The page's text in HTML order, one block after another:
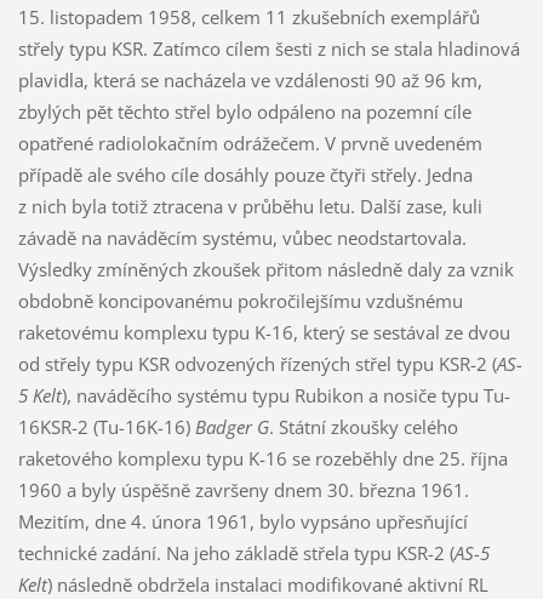
15. listopadem 1958, celkem 11 zkušebních exemplářů
střely typu KSR. Zatímco cílem šesti z nich se stala hladinová
plavidla, která se nacházela ve vzdálenosti 90 až 96 km,
zbylých pět těchto střel bylo odpáleno na pozemní cíle
opatřené radiolokačním odrážečem. V prvně uvedeném
případě ale svého cíle dosáhly pouze čtyři střely. Jedna
z nich byla totiž ztracena v průběhu letu. Další zase, kuli
závadě na naváděcím systému, vůbec neodstartovala.
Výsledky zmíněných zkoušek přitom následně daly za vznik
obdobně koncipovanému pokročilejšímu vzdušnému
raketovému komplexu typu K-16, který se sestával ze dvou
od střely typu KSR odvozených řízených střel typu KSR-2 (AS-
5 Kelt), naváděcího systému typu Rubikon a nosiče typu Tu-
16KSR-2 (Tu-16K-16) Badger G. Státní zkoušky celého
raketového komplexu typu K-16 se rozeběhly dne 25. října
1960 a byly úspěšně završeny dnem 30. března 1961.
Mezitím, dne 4. února 1961, bylo vypsáno upřesňující
technické zadání. Na jeho základě střela typu KSR-2 (AS-5
Kelt) následně obdržela instalaci modifikované aktivní RL